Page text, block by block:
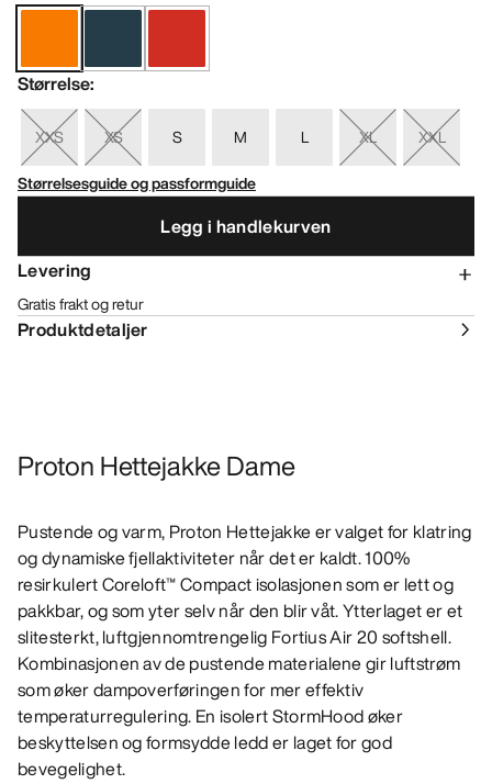
Størrelse:
XXS XS S M L XL
XXL
Størrelsesguide og passformguide
Legg i handlekurven
Levering
Gratis frakt og retur
Produktdetaljer
Proton Hettejakke Dame
Pustende og varm, Proton Hettejakke er valget for klatring
og dynamiske fjellaktiviteter når det er kaldt. 100%
resirkulert Coreloft™ Compact isolasjonen som er lett og
pakkbar, og som yter selv når den blir våt. Ytterlaget er et
slitesterkt, luftgjennomtrengelig Fortius Air 20 softshell.
Kombinasjonen av de pustende materialene gir luftstrøm
som øker dampoverføringen for mer effektiv
temperaturregulering. En isolert StormHood øker
beskyttelsen og formsydde ledd er laget for god
bevegelighet.